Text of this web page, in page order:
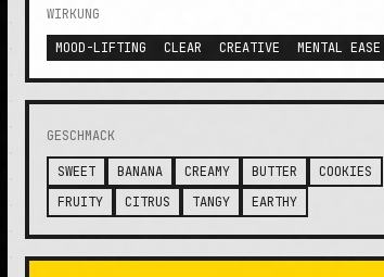
WIRKUNG
MOOD-LIFTING
CLEAR CREATIVE MENTAL EASE
GESCHMACK
SWEET BANANA CREAMY BUTTER
COOKIES
FRUITY
CITRUS TANGY EARTHY